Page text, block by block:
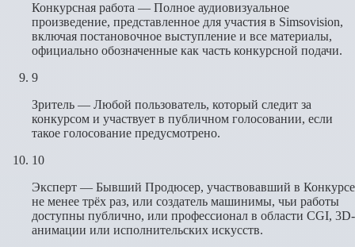
Конкурсная работа — Полное аудиовизуальное
произведение, представленное для участия в Simsovision,
включая постановочное выступление и все материалы,
официально обозначенные как часть конкурсной подачи.
9
Зритель — Любой пользователь, который следит за
конкурсом и участвует в публичном голосовании, если
такое голосование предусмотрено.
10
Эксперт — Бывший Продюсер, участвовавший в Конкурсе
не менее трёх раз, или создатель машинимы, чьи работы
доступны публично, или профессионал в области CGI, 3D-
анимации или исполнительских искусств.